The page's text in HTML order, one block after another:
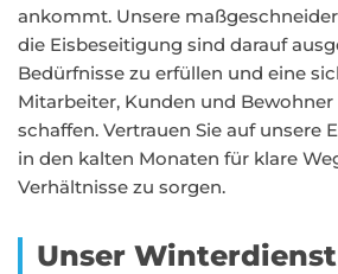
ankommt. Unsere
die Eisbeseitigung sind darauf
Bedürfnisse zu erfüllen und eine
Mitarbeiter, Kunden und
schaffen. Vertrauen Sie auf unsere
in den kalten Monaten für klare
Verhältnisse zu sorgen.
Unser